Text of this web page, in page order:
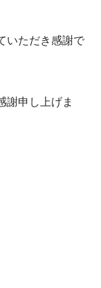
いただき感謝で
謝申し上げま